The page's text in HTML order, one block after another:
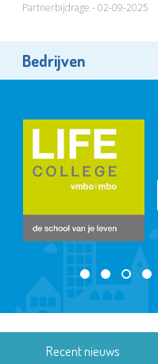
Partnerbijdrage - 02-09-2025
Bedrijven
Recent nieuws